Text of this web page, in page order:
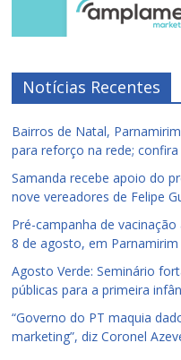
Notícias Recentes
Bairros de Natal,
para reforço na rede;
Samanda recebe apoio do
nove vereadores de Felipe
Pré-campanha de
8 de agosto, em Parnamirim
Agosto Verde: Seminário
públicas para a primeira
“Governo do PT maquia
marketing”, diz Coronel